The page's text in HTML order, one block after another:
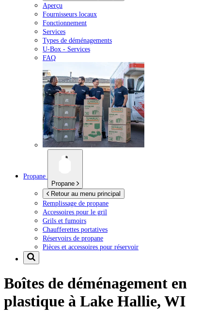
Aperçu
Fournisseurs locaux
Fonctionnement
Services
Types de déménagements
U-Box - Services
FAQ
Propane
Propane
Retour au menu principal
Remplissage de propane
Accessoires pour le gril
Grils et fumoirs
Chaufferettes portatives
Réservoirs de propane
Pièces et accessoires pour réservoir
Boîtes de déménagement en
plastique à Lake Hallie, WI